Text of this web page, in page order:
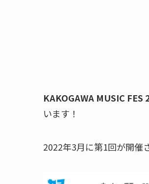
KAKOGAWA MUSIC
います！
2022年3月に第1回が開催